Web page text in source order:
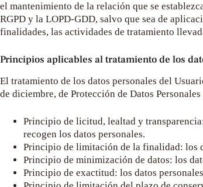
el mantenimiento de la relación que se
RGPD y la LOPD-GDD, salvo que sea de
finalidades, las actividades de tratamiento
Principios aplicables al tratamiento de los
El tratamiento de los datos personales del
de diciembre, de Protección de Datos
Principio de licitud, lealtad y
recogen los datos personales.
Principio de limitación de la finalidad: los
Principio de minimización de datos: los
Principio de exactitud: los datos